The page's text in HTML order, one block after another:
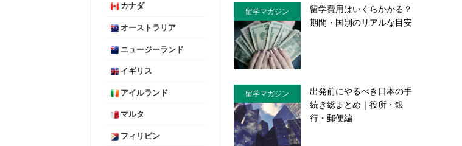
カナダ
オーストラリア
ニュージーランド
イギリス
アイルランド
マルタ
フィリピン
留学マガジン
留学費用はいくらかかる？
期間・国別のリアルな目安
留学マガジン
出発前にやるべき日本の手
続き総まとめ｜役所・銀
行・郵便編